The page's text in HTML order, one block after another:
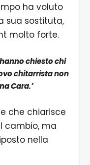
ha voluto
sua sostituta,
molto forte.
chiesto chi
chitarrista non
Cara.’
che chiarisce
cambio, ma
nella